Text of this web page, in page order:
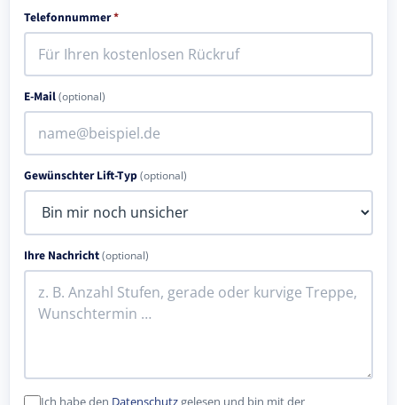
Telefonnummer*
E-Mail(optional)
Gewünschter Lift-Typ(optional)
Ihre Nachricht(optional)
Ich habe den Datenschutzgelesen und bin mit der